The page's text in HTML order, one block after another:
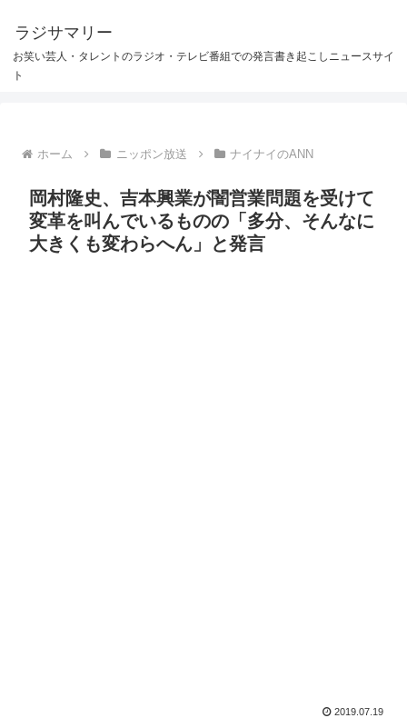
ラジサマリー
お笑い芸人・タレントのラジオ・テレビ番組での発言書き起こしニュースサイ
ト
ホーム ニッポン放送 ナイナイのANN
岡村隆史、吉本興業が闇営業問題を受けて
変革を叫んでいるものの「多分、そんなに
大きくも変わらへん」と発言
2019.07.19